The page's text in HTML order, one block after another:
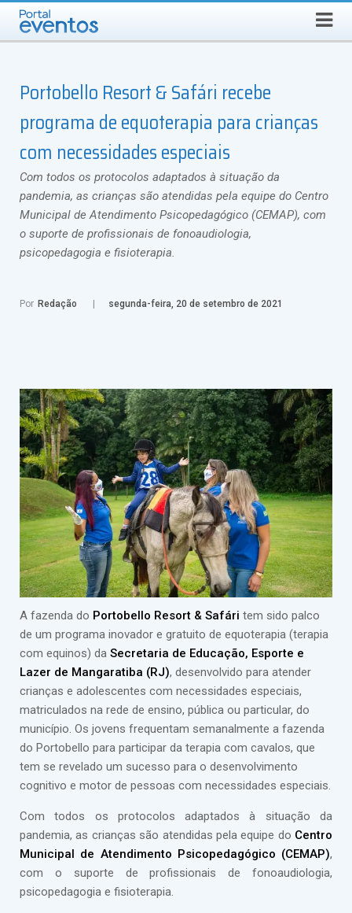
SÁBADO, 8 DE AGOSTO DE 2026 Busca
Portobello Resort & Safári recebe
programa de equoterapia para crianças
com necessidades especiais
Com todos os protocolos adaptados à situação da
pandemia, as crianças são atendidas pela equipe do Centro
Municipal de Atendimento Psicopedagógico (CEMAP), com
o suporte de profissionais de fonoaudiologia,
psicopedagogia e fisioterapia.
Por Redação segunda-feira, 20 de setembro de 2021
A fazenda do Portobello Resort & Safári tem sido palco
de um programa inovador e gratuito de equoterapia (terapia
com equinos) da Secretaria de Educação, Esporte e
Lazer de Mangaratiba (RJ), desenvolvido para atender
crianças e adolescentes com necessidades especiais,
matriculados na rede de ensino, pública ou particular, do
município. Os jovens frequentam semanalmente a fazenda
do Portobello para participar da terapia com cavalos, que
tem se revelado um sucesso para o desenvolvimento
cognitivo e motor de pessoas com necessidades especiais.
Com todos os protocolos adaptados à situação da
pandemia, as crianças são atendidas pela equipe do Centro
Municipal de Atendimento Psicopedagógico (CEMAP),
com o suporte de profissionais de fonoaudiologia,
psicopedagogia e fisioterapia.